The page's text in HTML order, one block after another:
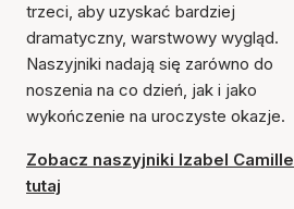
trzeci, aby uzyskać bardziej
dramatyczny, warstwowy wygląd.
Naszyjniki nadają się zarówno do
noszenia na co dzień, jak i jako
wykończenie na uroczyste okazje.
Zobacz naszyjniki Izabel Camille
tutaj